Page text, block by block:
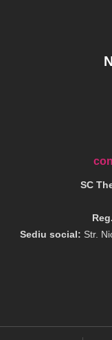
SC
Sediu social: Str.